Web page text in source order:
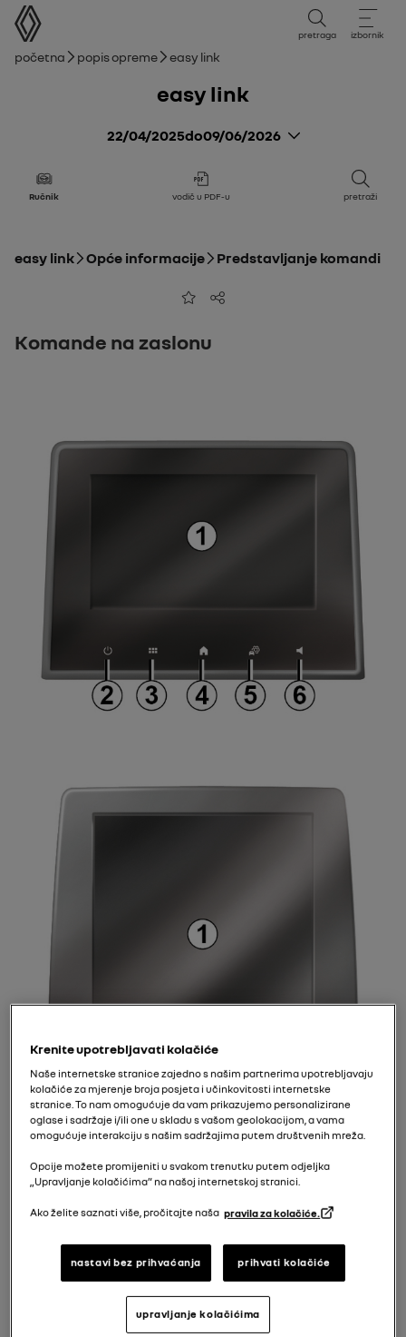
korisnički priručnik
pretraga izbornik
mrvice
Početna Popis opreme easy link
easy link
22/04/2025do09/06/2026
Ručnik vodič u PDF-u pretraži
easy link Opće informacije Predstavljanje komandi
Dodaj u favorite
Dijeli
Komande na zaslonu
Krenite upotrebljavati kolačiće
Naše internetske stranice zajedno s našim partnerima upotrebljavaju
kolačiće za mjerenje broja posjeta i učinkovitosti internetske
stranice. To nam omogućuje da vam prikazujemo personalizirane
oglase i sadržaje i/ili one u skladu s vašom geolokacijom, a vama
omogućuje interakciju s našim sadržajima putem društvenih mreža.
Opcije možete promijeniti u svakom trenutku putem odjeljka
„Upravljanje kolačićima” na našoj internetskoj stranici.
Ako želite saznati više, pročitajte naša pravila za kolačiće.
nastavi bez prihvaćanja prihvati kolačiće
upravljanje kolačićima